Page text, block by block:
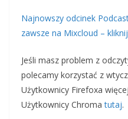
Najnowszy odcinek
zawsze na Mixcloud –
Jeśli masz problem z
polecamy korzystać z
Użytkownicy Firefoxa
Użytkownicy Chromatutaj.